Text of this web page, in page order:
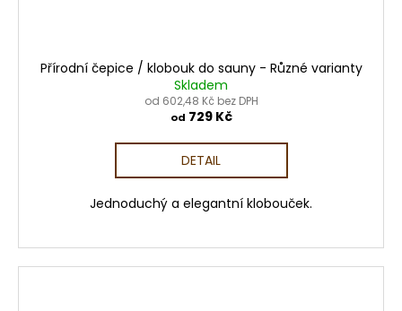
Přírodní čepice / klobouk do sauny - Různé varianty
Skladem
od 602,48 Kč bez DPH
od 729 Kč
DETAIL
Jednoduchý a elegantní klobouček.